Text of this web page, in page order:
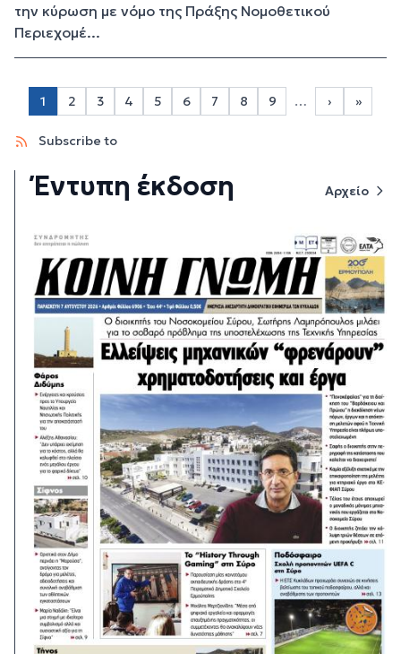
την κύρωση με νόμο της Πράξης Νομοθετικού
Περιεχομέ...
Σελιδοποίηση
1 Page 2
2 Page 3
3 Page 4
4 Page 5
5 Page 6
6 Page 7
7 Page 8
8 Page 9
9 …
Next page
›
Last
»
Subscribe to
Έντυπη έκδοση Αρχείο